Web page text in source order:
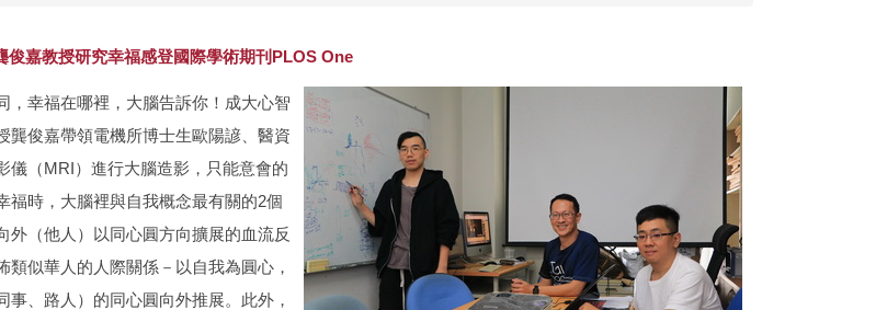
嘉教授研究幸福感登國際學術期刊PLOS One
，幸福在哪裡，大腦告訴你！成大心智
龔俊嘉帶領電機所博士生歐陽諺、醫資
儀（MRI）進行大腦造影，只能意會的
福時，大腦裡與自我概念最有關的2個
外（他人）以同心圓方向擴展的血流反
類似華人的人際關係－以自我為圓心，
事、路人）的同心圓向外推展。此外，